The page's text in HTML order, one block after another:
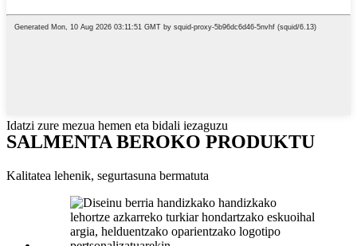
Idatzi zure mezua hemen eta bidali iezaguzu
SALMENTA BEROKO PRODUKTU
Kalitatea lehenik, segurtasuna bermatuta